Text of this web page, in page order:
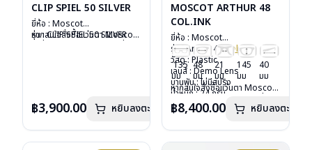
CLIP SPIEL 50 SILVER
ยี่ห้อ : Moscot
รุ่น : CLIP SPIEL 50 SILVER
การรับประกัน : 1 ปี
หากสนใจสั่งชื้อแว่นตา Moscot
฿3,900.00 หยิบลงตะกร้า
MOSCOT ARTHUR 48
COL.INK
ยี่ห้อ : Moscot
รุ่น : Arthur 48Col.ink
วัสดุ : Plastic
เลนส์ : Demo Lens
บานพับ : ไม่มีสปริง
น้ำหนัก : 24 กรัม
อุปกรณ์ : กล่องแว่น, กล่อง
กระดาษ, ผ้าเช็ดแว่น
การรับประกัน : 1 ปี
135
มม
48
มม
21
มม
145
มม
40
มม
หากสนใจสั่งชื้อแว่นตา Moscot
ลงไว้กรุณาติดต่อเราคลิก
฿8,400.00 หยิบลงตะกร้า